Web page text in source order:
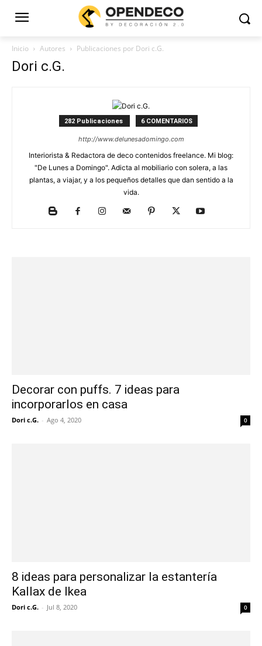
Inicio Autores Publicaciones por Dori c.G.
Dori c.G.
282 Publicaciones 6 COMENTARIOS
http://www.delunesadomingo.com
Interiorista & Redactora de deco contenidos freelance. Mi blog:
"De Lunes a Domingo". Adicta al mobiliario con solera, a las
plantas, a viajar, y a los pequeños detalles que dan sentido a la
vida.
Decorar con puffs. 7 ideas para
incorporarlos en casa
Dori c.G. - Ago 4, 2020 0
8 ideas para personalizar la estantería
Kallax de Ikea
Dori c.G. - Jul 8, 2020 0